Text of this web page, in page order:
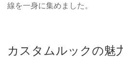
線を一身に集めました。
カスタムルックの魅